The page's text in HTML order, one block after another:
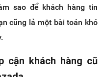
sao để khách hàng tin
cũng lả một bài toán khó
cận khách hàng cũ